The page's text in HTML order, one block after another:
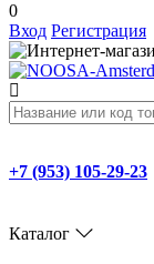
0
Вход Регистрация
+7 (953) 105-29-23
Каталог